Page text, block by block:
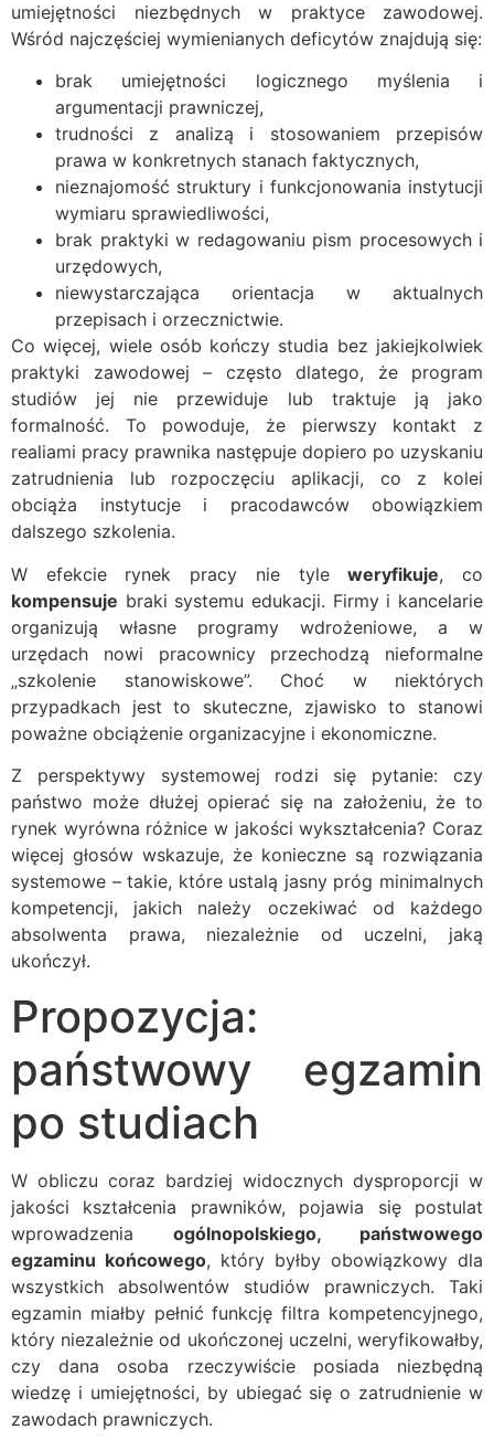
umiejętności niezbędnych w praktyce zawodowej.
Wśród najczęściej wymienianych deficytów znajdują się:
brak umiejętności logicznego myślenia i
argumentacji prawniczej,
trudności z analizą i stosowaniem przepisów
prawa w konkretnych stanach faktycznych,
nieznajomość struktury i funkcjonowania instytucji
wymiaru sprawiedliwości,
brak praktyki w redagowaniu pism procesowych i
urzędowych,
niewystarczająca orientacja w aktualnych
przepisach i orzecznictwie.
Co więcej, wiele osób kończy studia bez jakiejkolwiek
praktyki zawodowej – często dlatego, że program
studiów jej nie przewiduje lub traktuje ją jako
formalność. To powoduje, że pierwszy kontakt z
realiami pracy prawnika następuje dopiero po uzyskaniu
zatrudnienia lub rozpoczęciu aplikacji, co z kolei
obciąża instytucje i pracodawców obowiązkiem
dalszego szkolenia.
W efekcie rynek pracy nie tyleweryfikuje, co
kompensuje braki systemu edukacji. Firmy i kancelarie
organizują własne programy wdrożeniowe, a w
urzędach nowi pracownicy przechodzą nieformalne
„szkolenie stanowiskowe”. Choć w niektórych
przypadkach jest to skuteczne, zjawisko to stanowi
poważne obciążenie organizacyjne i ekonomiczne.
Z perspektywy systemowej rodzi się pytanie: czy
państwo może dłużej opierać się na założeniu, że to
rynek wyrówna różnice w jakości wykształcenia? Coraz
więcej głosów wskazuje, że konieczne są rozwiązania
systemowe – takie, które ustalą jasny próg minimalnych
kompetencji, jakich należy oczekiwać od każdego
absolwenta prawa, niezależnie od uczelni, jaką
ukończył.
Propozycja:
państwowy egzamin
po studiach
W obliczu coraz bardziej widocznych dysproporcji w
jakości kształcenia prawników, pojawia się postulat
wprowadzenia ogólnopolskiego, państwowego
egzaminu końcowego, który byłby obowiązkowy dla
wszystkich absolwentów studiów prawniczych. Taki
egzamin miałby pełnić funkcję filtra kompetencyjnego,
który niezależnie od ukończonej uczelni, weryfikowałby,
czy dana osoba rzeczywiście posiada niezbędną
wiedzę i umiejętności, by ubiegać się o zatrudnienie w
zawodach prawniczych.